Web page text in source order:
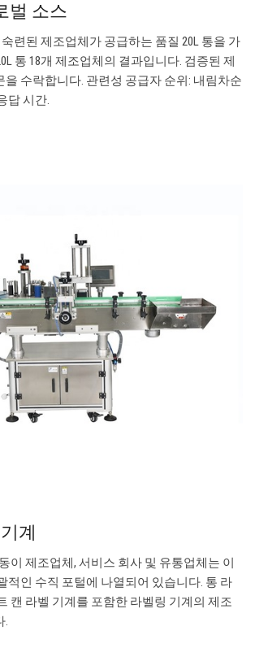
벌 소스
숙련된 제조업체가 공급하는 품질 20L 통을 가
통 18개 제조업체의 결과입니다. 검증된 제
을 수락합니다. 관련성 공급자 순위: 내림차순
답 시간.
계
이 제조업체, 서비스 회사 및 유통업체는 이
적인 수직 포털에 나열되어 있습니다. 통 라
캔 라벨 기계를 포함한 라벨링 기계의 제조
.